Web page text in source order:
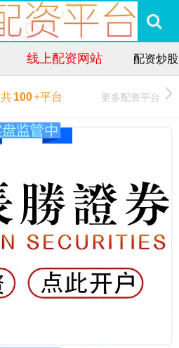
线上配资网站 配资炒
共100+平台 更多配资平台